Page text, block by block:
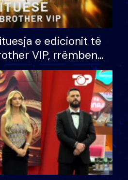
e edicionit të
VIP, rrëmben
prej 100 mijë eurosh